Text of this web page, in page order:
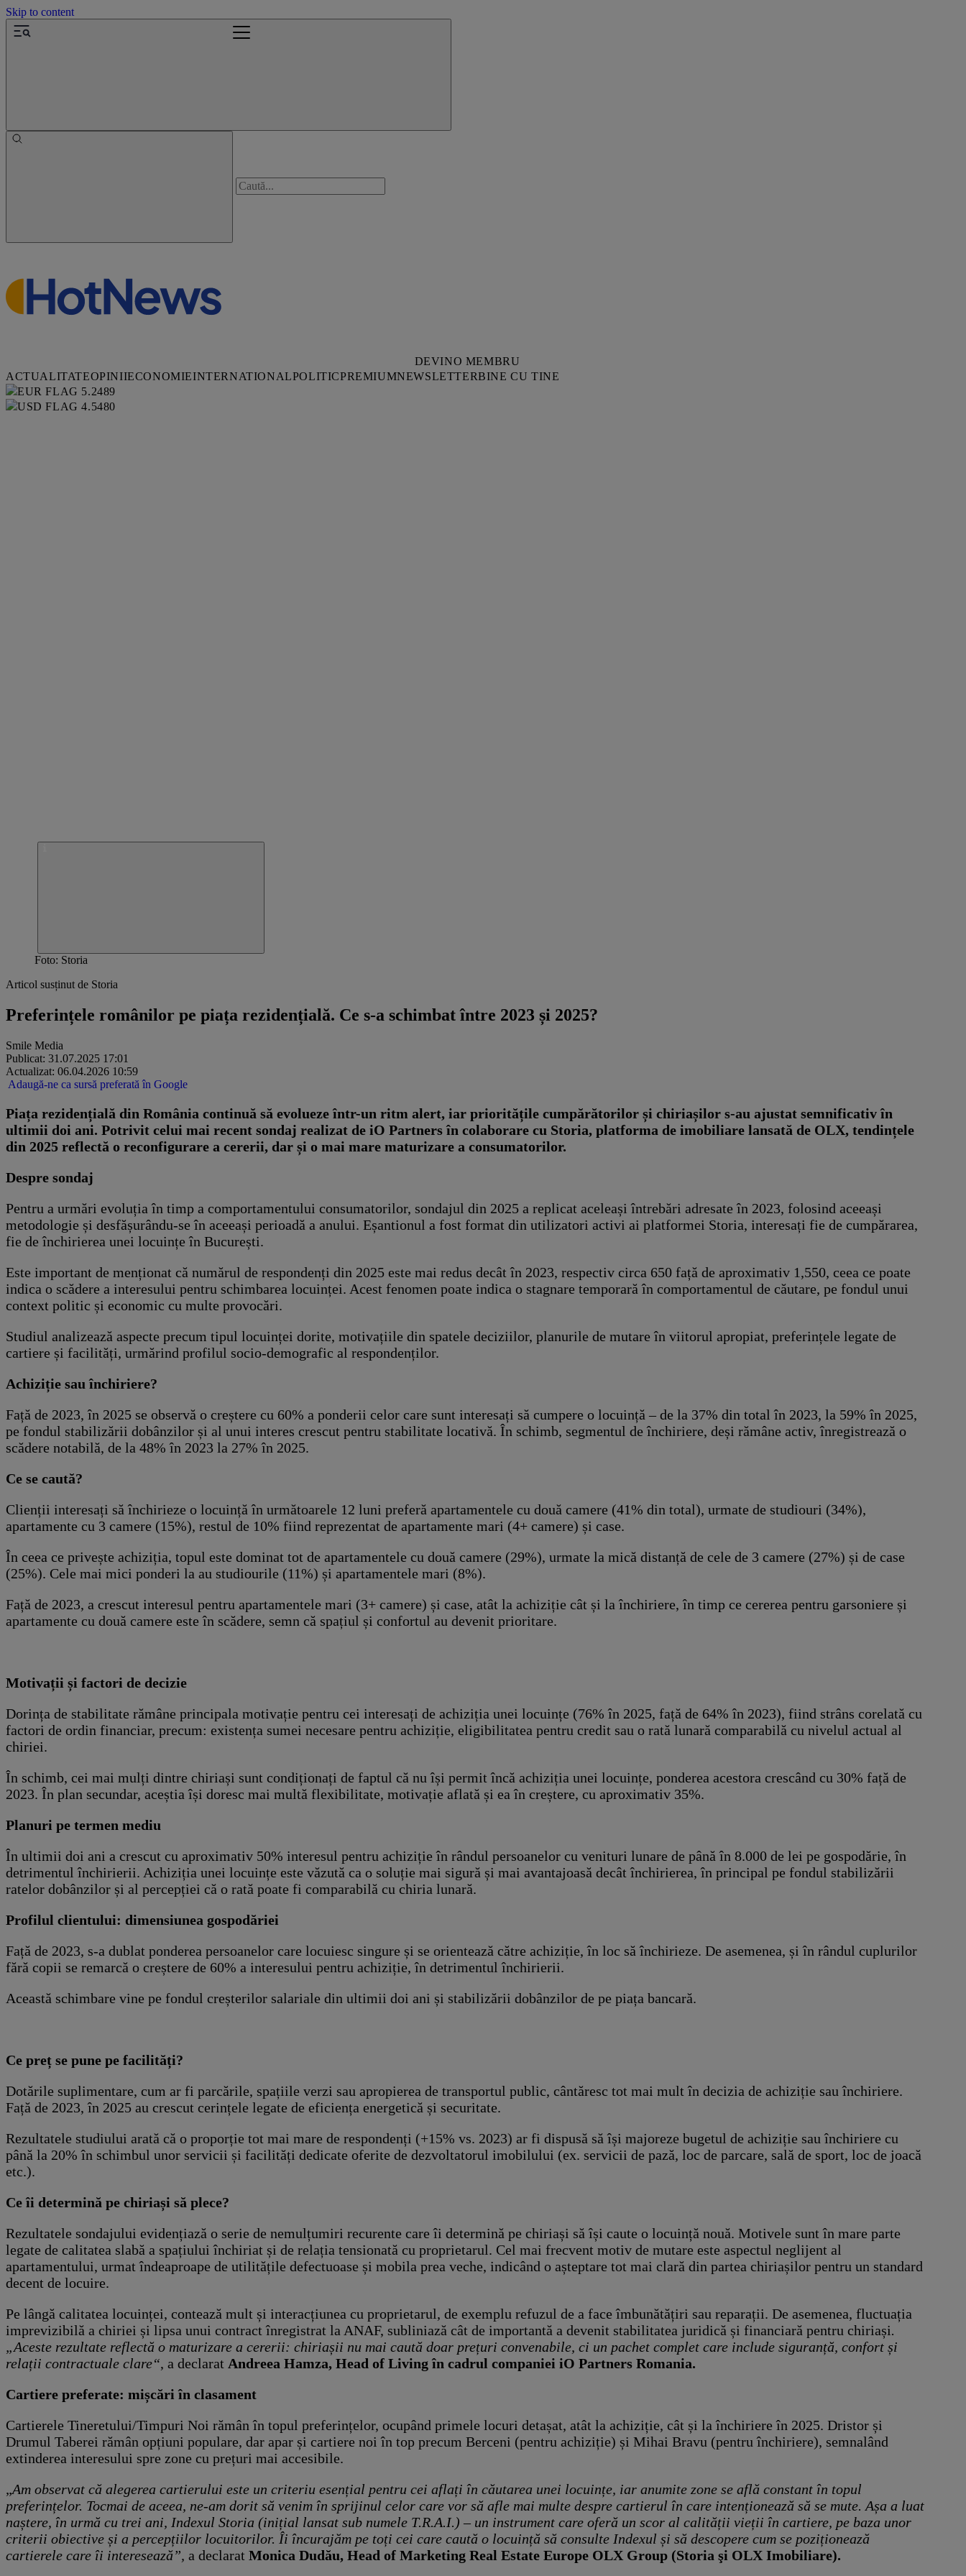
Skip to content
DEVINO MEMBRU
ACTUALITATEOPINIIECONOMIEINTERNATIONALPOLITICPREMIUMNEWSLETTERBINE CU TINE
5.2489
4.5480
Foto: Storia
Articol susținut de Storia
Preferințele românilor pe piața rezidențială. Ce s-a schimbat între 2023 și 2025?
Smile Media
Publicat: 31.07.2025 17:01
Actualizat: 06.04.2026 10:59
Adaugă-ne ca sursă preferată în Google
Piața rezidențială din România continuă să evolueze într-un ritm alert, iar prioritățile cumpărătorilor și chiriașilor s-au ajustat semnificativ în
ultimii doi ani. Potrivit celui mai recent sondaj realizat de iO Partners în colaborare cu Storia, platforma de imobiliare lansată de OLX, tendințele
din 2025 reflectă o reconfigurare a cererii, dar și o mai mare maturizare a consumatorilor.
Despre sondaj
Pentru a urmări evoluția în timp a comportamentului consumatorilor, sondajul din 2025 a replicat aceleași întrebări adresate în 2023, folosind aceeași
metodologie și desfășurându-se în aceeași perioadă a anului. Eșantionul a fost format din utilizatori activi ai platformei Storia, interesați fie de cumpărarea,
fie de închirierea unei locuințe în București.
Este important de menționat că numărul de respondenți din 2025 este mai redus decât în 2023, respectiv circa 650 față de aproximativ 1,550, ceea ce poate
indica o scădere a interesului pentru schimbarea locuinței. Acest fenomen poate indica o stagnare temporară în comportamentul de căutare, pe fondul unui
context politic și economic cu multe provocări.
Studiul analizează aspecte precum tipul locuinței dorite, motivațiile din spatele deciziilor, planurile de mutare în viitorul apropiat, preferințele legate de
cartiere și facilități, urmărind profilul socio-demografic al respondenților.
Achiziție sau închiriere?
Față de 2023, în 2025 se observă o creștere cu 60% a ponderii celor care sunt interesați să cumpere o locuință – de la 37% din total în 2023, la 59% în 2025,
pe fondul stabilizării dobânzilor și al unui interes crescut pentru stabilitate locativă. În schimb, segmentul de închiriere, deși rămâne activ, înregistrează o
scădere notabilă, de la 48% în 2023 la 27% în 2025.
Ce se caută?
Clienții interesați să închirieze o locuință în următoarele 12 luni preferă apartamentele cu două camere (41% din total), urmate de studiouri (34%),
apartamente cu 3 camere (15%), restul de 10% fiind reprezentat de apartamente mari (4+ camere) și case.
În ceea ce privește achiziția, topul este dominat tot de apartamentele cu două camere (29%), urmate la mică distanță de cele de 3 camere (27%) și de case
(25%). Cele mai mici ponderi la au studiourile (11%) și apartamentele mari (8%).
Față de 2023, a crescut interesul pentru apartamentele mari (3+ camere) și case, atât la achiziție cât și la închiriere, în timp ce cererea pentru garsoniere și
apartamente cu două camere este în scădere, semn că spațiul și confortul au devenit prioritare.
Motivații și factori de decizie
Dorința de stabilitate rămâne principala motivație pentru cei interesați de achiziția unei locuințe (76% în 2025, față de 64% în 2023), fiind strâns corelată cu
factori de ordin financiar, precum: existența sumei necesare pentru achiziție, eligibilitatea pentru credit sau o rată lunară comparabilă cu nivelul actual al
chiriei.
În schimb, cei mai mulți dintre chiriași sunt condiționați de faptul că nu își permit încă achiziția unei locuințe, ponderea acestora crescând cu 30% față de
2023. În plan secundar, aceștia își doresc mai multă flexibilitate, motivație aflată și ea în creștere, cu aproximativ 35%.
Planuri pe termen mediu
În ultimii doi ani a crescut cu aproximativ 50% interesul pentru achiziție în rândul persoanelor cu venituri lunare de până în 8.000 de lei pe gospodărie, în
detrimentul închirierii. Achiziția unei locuințe este văzută ca o soluție mai sigură și mai avantajoasă decât închirierea, în principal pe fondul stabilizării
ratelor dobânzilor și al percepției că o rată poate fi comparabilă cu chiria lunară.
Profilul clientului: dimensiunea gospodăriei
Față de 2023, s-a dublat ponderea persoanelor care locuiesc singure și se orientează către achiziție, în loc să închirieze. De asemenea, și în rândul cuplurilor
fără copii se remarcă o creștere de 60% a interesului pentru achiziție, în detrimentul închirierii.
Această schimbare vine pe fondul creșterilor salariale din ultimii doi ani și stabilizării dobânzilor de pe piața bancară.
Ce preț se pune pe facilități?
Dotările suplimentare, cum ar fi parcările, spațiile verzi sau apropierea de transportul public, cântăresc tot mai mult în decizia de achiziție sau închiriere.
Față de 2023, în 2025 au crescut cerințele legate de eficiența energetică și securitate.
Rezultatele studiului arată că o proporție tot mai mare de respondenți (+15% vs. 2023) ar fi dispusă să își majoreze bugetul de achiziție sau închiriere cu
până la 20% în schimbul unor servicii și facilități dedicate oferite de dezvoltatorul imobilului (ex. servicii de pază, loc de parcare, sală de sport, loc de joacă
etc.).
Ce îi determină pe chiriași să plece?
Rezultatele sondajului evidențiază o serie de nemulțumiri recurente care îi determină pe chiriași să își caute o locuință nouă. Motivele sunt în mare parte
legate de calitatea slabă a spațiului închiriat și de relația tensionată cu proprietarul. Cel mai frecvent motiv de mutare este aspectul neglijent al
apartamentului, urmat îndeaproape de utilitățile defectuoase și mobila prea veche, indicând o așteptare tot mai clară din partea chiriașilor pentru un standard
decent de locuire.
Pe lângă calitatea locuinței, contează mult și interacțiunea cu proprietarul, de exemplu refuzul de a face îmbunătățiri sau reparații. De asemenea, fluctuația
imprevizibilă a chiriei și lipsa unui contract înregistrat la ANAF, subliniază cât de importantă a devenit stabilitatea juridică și financiară pentru chiriași.
„Aceste rezultate reflectă o maturizare a cererii: chiriașii nu mai caută doar prețuri convenabile, ci un pachet complet care include siguranță, confort și
relații contractuale clare“, a declarat Andreea Hamza, Head of Living în cadrul companiei iO Partners Romania.
Cartiere preferate: mișcări în clasament
Cartierele Tineretului/Timpuri Noi rămân în topul preferințelor, ocupând primele locuri detașat, atât la achiziție, cât și la închiriere în 2025. Dristor și
Drumul Taberei rămân opțiuni populare, dar apar și cartiere noi în top precum Berceni (pentru achiziție) și Mihai Bravu (pentru închiriere), semnalând
extinderea interesului spre zone cu prețuri mai accesibile.
„Am observat că alegerea cartierului este un criteriu esențial pentru cei aflați în căutarea unei locuințe, iar anumite zone se află constant în topul
preferințelor. Tocmai de aceea, ne-am dorit să venim în sprijinul celor care vor să afle mai multe despre cartierul în care intenționează să se mute. Așa a luat
naștere, în urmă cu trei ani, Indexul Storia (inițial lansat sub numele T.R.A.I.) – un instrument care oferă un scor al calității vieții în cartiere, pe baza unor
criterii obiective și a percepțiilor locuitorilor. Îi încurajăm pe toți cei care caută o locuință să consulte Indexul și să descopere cum se poziționează
cartierele care îi interesează”, a declarat Monica Dudău, Head of Marketing Real Estate Europe OLX Group (Storia şi OLX Imobiliare).